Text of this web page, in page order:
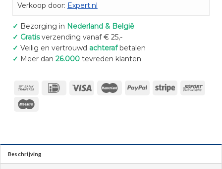
Verkoop door: Expert.nl
✓ Bezorging in Nederland & België
✓ Gratisverzending vanaf € 25,-
✓ Veilig en vertrouwd achterafbetalen
✓ Meer dan 26.000tevreden klanten
Beschrijving